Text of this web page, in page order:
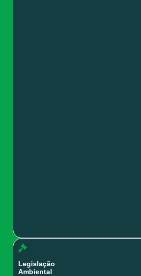
Legislação
Ambiental